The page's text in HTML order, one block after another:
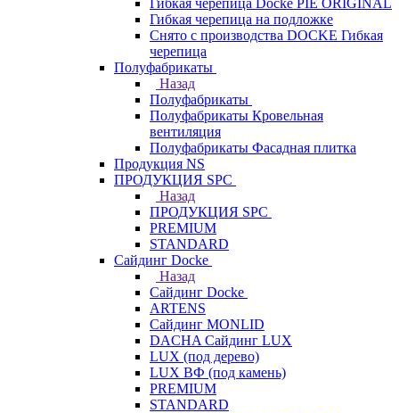
Гибкая черепица Docke PIE ОRIGINАL
Гибкая черепица на подложке
Снято с производства DOCKE Гибкая
черепица
Полуфабрикаты
Назад
Полуфабрикаты
Полуфабрикаты Кровельная
вентиляция
Полуфабрикаты Фасадная плитка
Продукция NS
ПРОДУКЦИЯ SPC
Назад
ПРОДУКЦИЯ SPC
PREMIUM
STANDARD
Сайдинг Docke
Назад
Сайдинг Docke
ARTENS
Cайдинг MONLID
DACHA Сайдинг LUX
LUX (под дерево)
LUX ВФ (под камень)
PREMIUM
STANDARD